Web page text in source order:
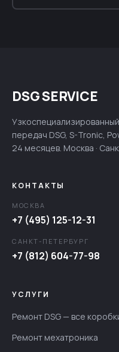
DSG SERVICE
передач DSG, S-Tronic,
24 месяцев. Москва ·
КОНТАКТЫ
МОСКВА
+7 (495) 125-12-31
САНКТ-ПЕТЕРБУРГ
+7 (812) 604-77-98
УСЛУГИ
Ремонт DSG — все
Ремонт мехатроника